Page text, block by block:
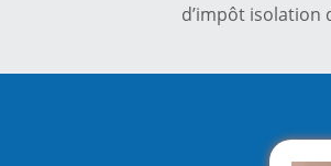
d’impôt isolation